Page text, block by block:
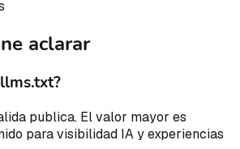
aclarar
publica. El valor mayor es
para visibilidad IA y experiencias